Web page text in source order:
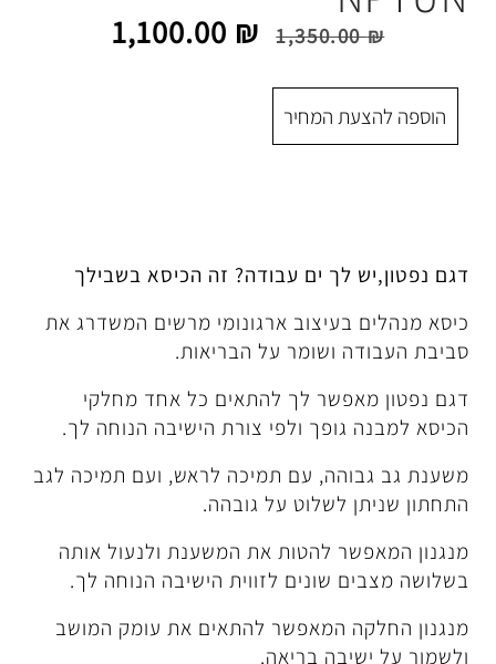
1,100.00₪
המחיר
ים עבודה? זה הכיסא בשבילך
ארגונומי מרשים המשדרג את
על הבריאות.
לך להתאים כל אחד מחלקי
ולפי צורת הישיבה הנוחה לך.
עם תמיכה לראש, ועם תמיכה לגב
על גובהה.
להטות את המשענת ולנעול אותה
לזווית הישיבה הנוחה לך.
המאפשר להתאים את עומק המושב
בריאה.